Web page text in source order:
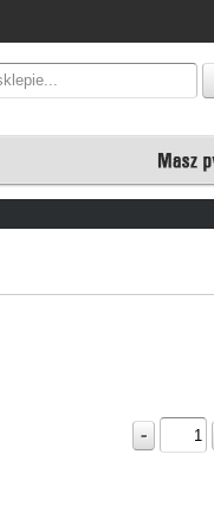
-